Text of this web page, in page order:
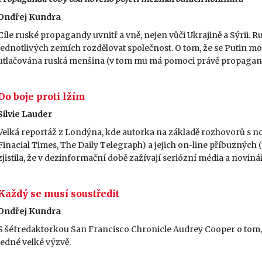
Kundra
ruské propagandy uvnitř a vně, nejen vůči Ukrajině a Sýrii.
zemích rozdělovat společnost. O tom, že se Putin
ruská menšina (v tom mu má pomoci právě
boje proti lžím
Lauder
reportáž z Londýna, kde autorka na základě rozhovorů s
Times, The Daily Telegraph) a jejich on-line příbuzných
že v dezinformační době zažívají seriózní média a
se musí soustředit
Kundra
šéfredaktorkou San Francisco Chronicle Audrey Cooper o
velké výzvě.